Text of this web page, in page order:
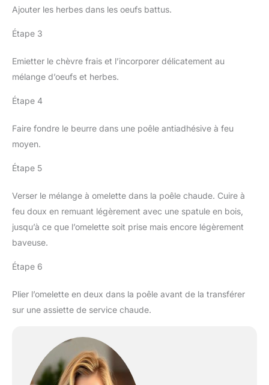
Ajouter les herbes dans les oeufs battus.
Étape 3
Emietter le chèvre frais et l’incorporer délicatement au
mélange d’oeufs et herbes.
Étape 4
Faire fondre le beurre dans une poêle antiadhésive à feu
moyen.
Étape 5
Verser le mélange à omelette dans la poêle chaude. Cuire à
feu doux en remuant légèrement avec une spatule en bois,
jusqu’à ce que l’omelette soit prise mais encore légèrement
baveuse.
Étape 6
Plier l’omelette en deux dans la poêle avant de la transférer
sur une assiette de service chaude.